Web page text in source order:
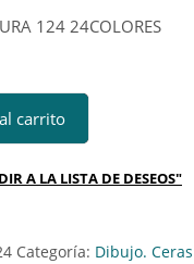
124 24COLORES
124 24COLORES
carrito
A LA LISTA DE DESEOS"
Categoría: Dibujo.